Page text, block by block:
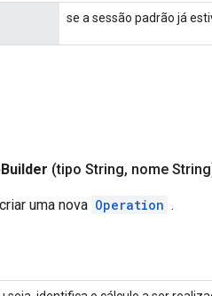
se a sessão padrão já
Builder (tipo String, nome
uma nova Operation .